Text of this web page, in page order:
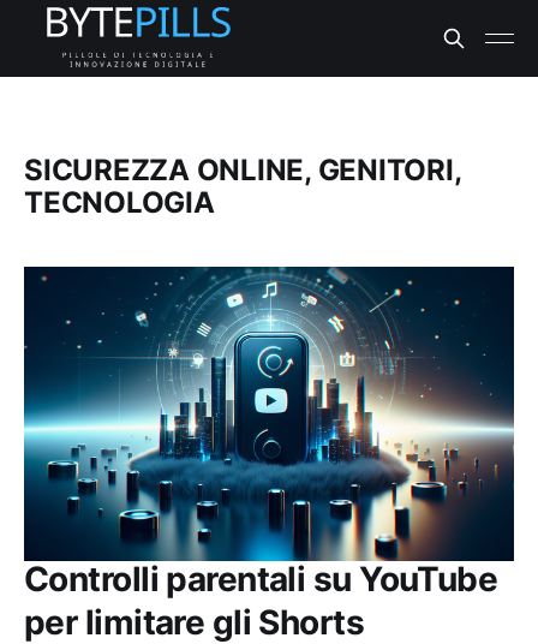
SICUREZZA ONLINE, GENITORI,
TECNOLOGIA
Controlli parentali su YouTube
per limitare gli Shorts